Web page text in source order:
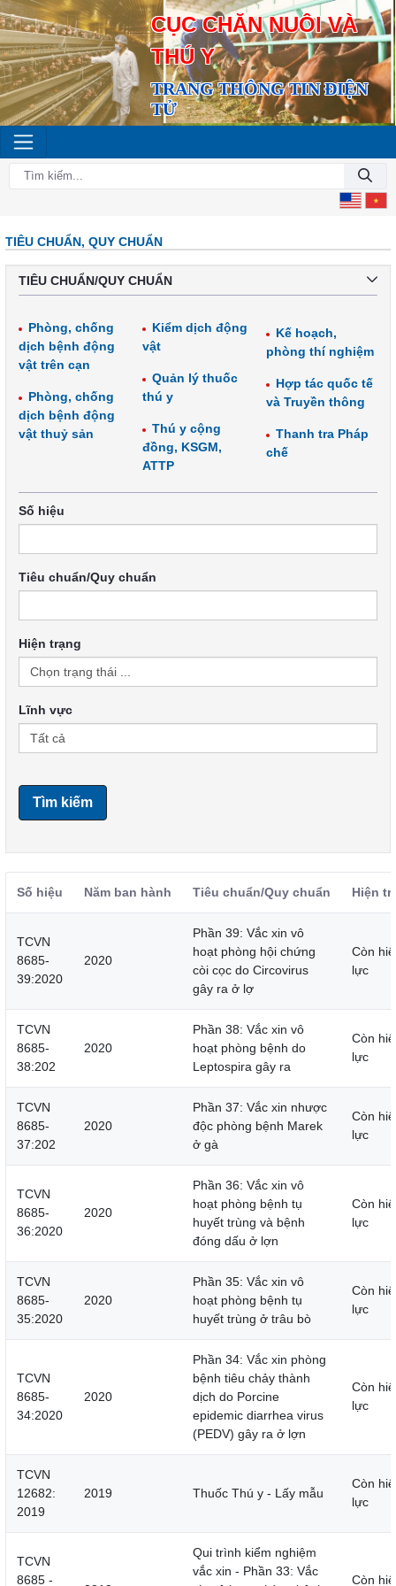
CỤC CHĂN NUÔI VÀ
THÚ Y
TRANG THÔNG TIN ĐIỆN
TỬ
TIÊU CHUẨN, QUY CHUẨN
TIÊU CHUẨN/QUY CHUẨN
Phòng, chống
dịch bệnh động
vật trên cạn
Phòng, chống
dịch bệnh động
vật thuỷ sản
Kiểm dịch động
vật
Quản lý thuốc
thú y
Thú y cộng
đồng, KSGM,
ATTP
Kế hoạch,
phòng thí nghiệm
Hợp tác quốc tế
và Truyền thông
Thanh tra Pháp
chế
Số hiệu
Tiêu chuẩn/Quy chuẩn
Hiện trạng
Lĩnh vực
Tìm kiếm
Số hiệu Năm ban hành Tiêu chuẩn/Quy chuẩn Hiện
TCVN
8685-
39:2020
2020
Phần 39: Vắc xin vô
hoạt phòng hội chứng
còi cọc do Circovirus
gây ra ở lợ
Còn
lực
TCVN
8685-
38:202
2020
Phần 38: Vắc xin vô
hoạt phòng bệnh do
Leptospira gây ra
Còn
lực
TCVN
8685-
37:202
2020
Phần 37: Vắc xin nhược
độc phòng bệnh Marek
ở gà
Còn
lực
TCVN
8685-
36:2020
2020
Phần 36: Vắc xin vô
hoạt phòng bệnh tụ
huyết trùng và bệnh
đóng dấu ở lợn
Còn
lực
TCVN
8685-
35:2020
2020
Phần 35: Vắc xin vô
hoạt phòng bệnh tụ
huyết trùng ở trâu bò
Còn
lực
TCVN
8685-
34:2020
2020
Phần 34: Vắc xin phòng
bệnh tiêu chảy thành
dịch do Porcine
epidemic diarrhea virus
(PEDV) gây ra ở lợn
Còn
lực
TCVN
12682:
2019
2019 Thuốc Thú y - Lấy mẫu
Còn
lực
TCVN
8685 -
Qui trình kiểm nghiệm
vắc xin - Phần 33: Vắc
Còn